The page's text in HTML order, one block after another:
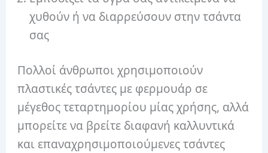
χυθούν ή να διαρρεύσουν στην τσάντα
σας
Πολλοί άνθρωποι χρησιμοποιούν
πλαστικές τσάντες με φερμουάρ σε
μέγεθος τεταρτημορίου μίας χρήσης, αλλά
μπορείτε να βρείτε διαφανή καλλυντικά
και επαναχρησιμοποιούμενες τσάντες